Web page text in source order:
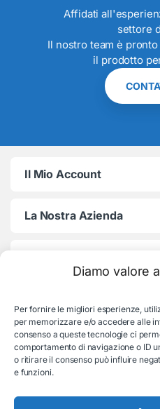
Diamo valore
Per fornire le migliori esperienze,
per memorizzare e/o accedere alle
consenso a queste tecnologie ci
comportamento di navigazione o ID
o ritirare il consenso può influire
e funzioni.
Affidati
settore
Il nostro team è
il prodotto
Il Mio Account
La Nostra Azienda